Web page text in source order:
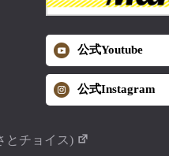
公式Youtube
公式Instagram
とチョイス)